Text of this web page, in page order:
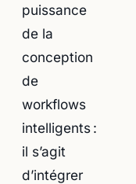
puissance
de la
conception
de
workflows
intelligents :
il s’agit
d’intégrer